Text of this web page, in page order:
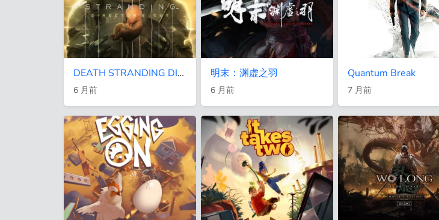
DEATH STRANDING DIRECTOR'S CUT
6 月前
明末：渊虚之羽
6 月前
Quantum Break
7 月前